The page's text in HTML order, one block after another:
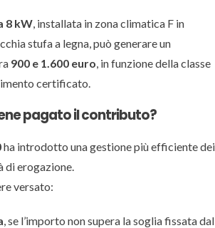
8 kW, installata in zona climatica F in
stufa a legna, può generare un
900 e 1.600 euro, in funzione della classe
certificato.
pagato il contributo?
ha introdotto una gestione più efficiente dei
di erogazione.
versato:
, se l’importo non supera la soglia fissata dal